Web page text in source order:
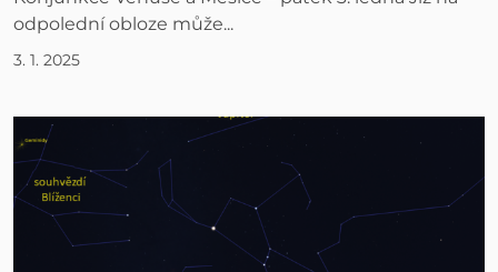
odpolední obloze může...
3. 1. 2025